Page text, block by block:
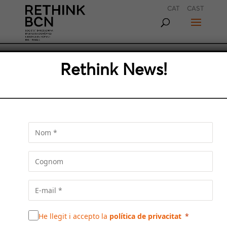
CAT CAST
RESUM DELS DARRERS
Socials de Foment del Treball, tant en la seva
seu de Barcelona com en la nova seu de
En aquest mes de juliol i ja a les portes de les
Rethink News!
He llegit i accepto la política de privacitat